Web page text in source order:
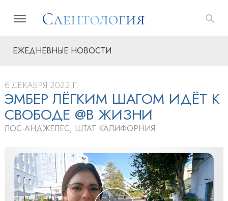
ЕЖЕДНЕВНЫЕ НОВОСТИ
6 ДЕКАБРЯ 2022 Г.
ЭМБЕР ЛЁГКИМ ШАГОМ ИДЁТ К
СВОБОДЕ @В ЖИЗНИ
ЛОС‑АНДЖЕЛЕС, ШТАТ КАЛИФОРНИЯ